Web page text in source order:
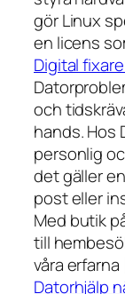
gör Linux
en licens
Digital
och
hands. Hos
personlig
det gäller
post eller
Med butik
till
våra erfarna
Datorhjälp